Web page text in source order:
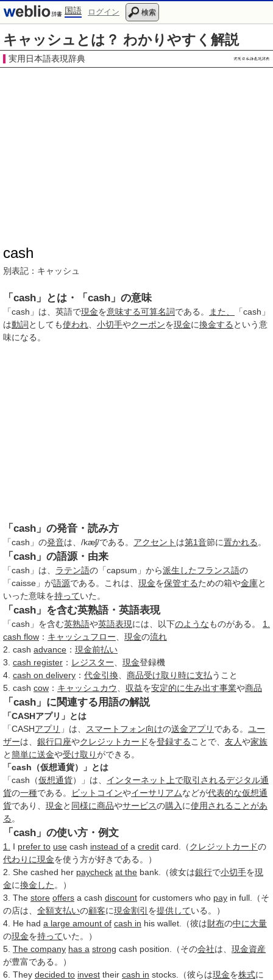
国語 ログイン 検索
キャッシュとは？ わかりやすく解説
実用日本語表現辞典
cash
別表記： キャッシュ
「cash」とは・「cash」の意味
「cash」は、英語で現金を意味する可算名詞である。 また、
「cash」
は動詞としても使われ 小切手やクーポンを現金に換金する という意
味になる。
「cash」の発音・読み方
「cash」の発音は、/kæʃ/である。 アクセント は第1音節に置かれる 。
「cash」の語源・由来
「cash」は、 ラテン語の「capsum」から派生したフランス語の
「caisse」が語源である。これは、 現金を保管するための箱や金庫と
いった意味を持っていた。
「cash」を含む英熟語・英語表現
「cash」を含む英熟語や英語表現には、以下のようなものがある。 1.
cash flow ： キャッシュフロー 現金の流れ
2. cash advance ： 現金前払い
3. cash register ： レジスター 現金登録機
4. cash on delivery ： 代金引換 商品受け取り時に支払うこと
5. cash cow ： キャッシュカウ 収益を安定的に生み出す事業や商品
「cash」に関連する用語の解説
「CASHアプリ」とは
「CASHアプリ 」は、 スマートフォン向けの送金アプリ である。 ユー
ザーは、 銀行口座やクレジットカードを登録する ことで、 友人や家族
と簡単に送金や受け取りができる。
「cash（仮想通貨）」とは
「cash（仮想通貨）」は、 インターネット上で取引されるデジタル通
貨の一種である。 ビットコインやイーサリアムなどが代表的な仮想通
貨であり、 現金と 同様に商品やサービスの購入 に使用される ことがあ
る 。
「cash」の使い方・例文
1. I prefer to use cash instead of a credit card.（クレジットカードの
代わりに現金を使う方が好きである。）
2. She cashed her paycheck at the bank.（彼女は銀行で小切手を現
金に換金した 。）
3. The store offers a cash discount for customers who pay in full.（そ
の店は、 全額支払いの顧客に現金割引 を提供している。）
4. He had a large amount of cash in his wallet.（彼は財布の中に大量
の現金を持っていた。）
5. The company has a strong cash position.（その会社は、 現金資産
が豊富である。）
6. They decided to invest their cash in stocks.（彼らは現金を株式に